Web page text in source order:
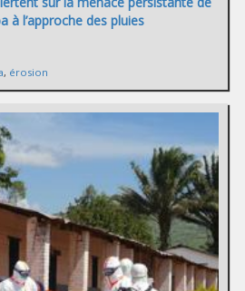
à l’approche des pluies
, érosion